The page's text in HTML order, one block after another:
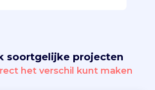
Inloggen
soortgelijke projecten
het verschil kunt maken